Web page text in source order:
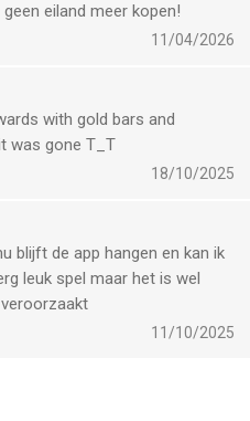
voor een snoepvisje!
kleursnoepje!
en levels met nog meer
in het 4 op een rij-
tijd voor zoete prijzen in de
eiland meer kopen!
11/04/2026
with gold bars and
was gone T_T
18/10/2025
blijft de app hangen en kan ik
leuk spel maar het is wel
11/10/2025